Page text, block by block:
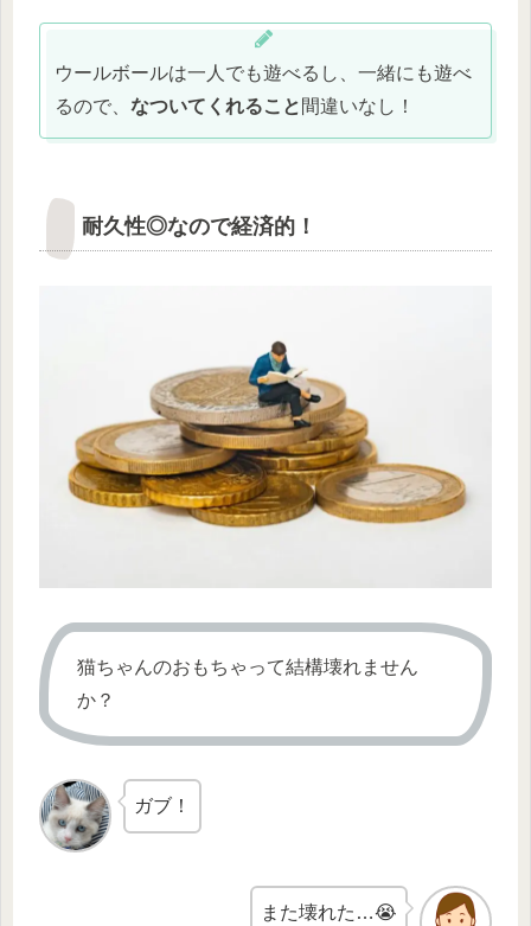
ウールボールは一人でも遊べるし、一緒にも遊べ
るので、 なついてくれること 間違いなし！
耐久性◎なので経済的！
猫ちゃんのおもちゃって結構壊れません
か？
ガブ！
また壊れた…😭